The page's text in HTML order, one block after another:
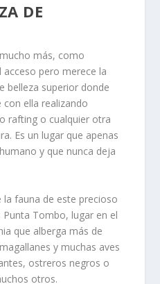
DE
más, como
acceso pero merece la
belleza superior donde
ella realizando
rafting o cualquier otra
Es un lugar que apenas
y que nunca deja
la fauna de este precioso
Tombo, lugar en el
que alberga más de
y muchas aves
ostreros negros o
otros.